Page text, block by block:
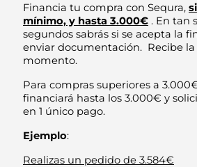
Financia tu compra con Sequra,
mínimo, y hasta 3.000€ . En tan
segundos sabrás si se acepta la
enviar documentación. Recibe
momento.
Para compras superiores a
financiará hasta los 3.000€ y
en 1 único pago.
Ejemplo:
Realizas un pedido de 3.584€